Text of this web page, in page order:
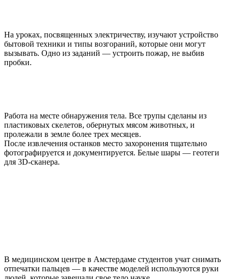
На уроках, посвященных электричеству, изучают устройство
бытовой техники и типы возгораний, которые они могут
вызывать. Одно из заданий — устроить пожар, не выбив
пробки.
Работа на месте обнаружения тела. Все трупы сделаны из
пластиковых скелетов, обернутых мясом животных, и
пролежали в земле более трех месяцев.
После извлечения останков место захоронения тщательно
фотографируется и документируется. Белые шары — геотеги
для 3D-сканера.
В медицинском центре в Амстердаме студентов учат снимать
отпечатки пальцев — в качестве моделей используются руки